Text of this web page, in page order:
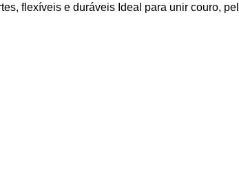
flexíveis e duráveis Ideal para unir couro,